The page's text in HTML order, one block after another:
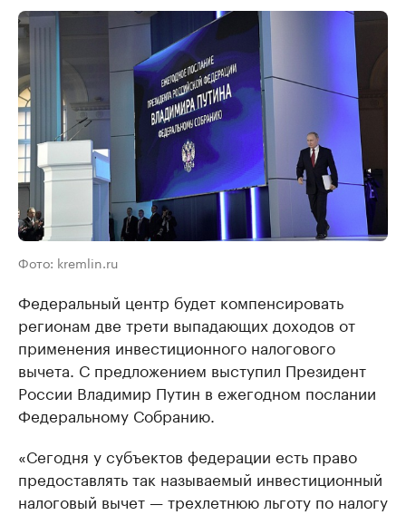
Фото: kremlin.ru
Федеральный центр будет компенсировать
регионам две трети выпадающих доходов от
применения инвестиционного налогового
вычета. С предложением выступил Президент
России Владимир Путин в ежегодном послании
Федеральному Собранию.
«Сегодня у субъектов федерации есть право
предоставлять так называемый инвестиционный
налоговый вычет — трехлетнюю льготу по налогу